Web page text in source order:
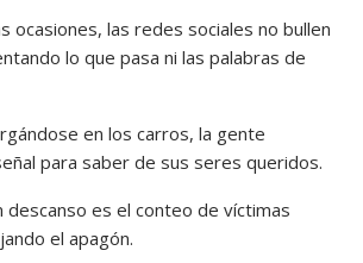
ocasiones, las redes sociales no bullen
lo que pasa ni las palabras de
en los carros, la gente
para saber de sus seres queridos.
descanso es el conteo de víctimas
el apagón.